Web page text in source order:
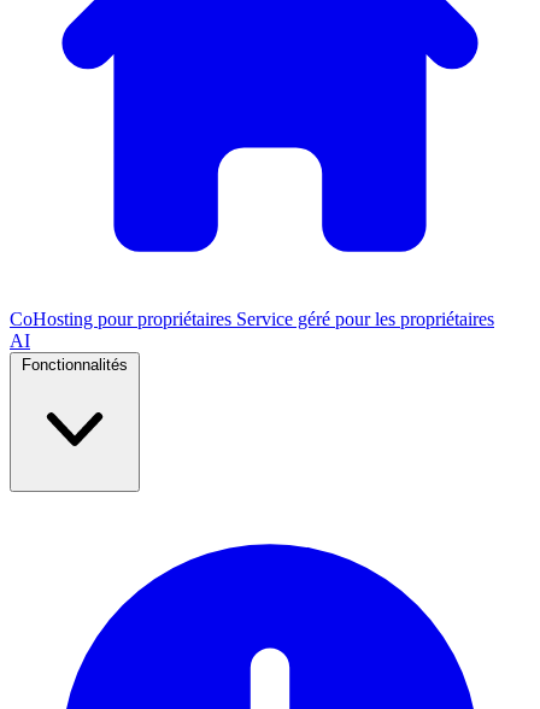
CoHosting pour propriétaires Service géré pour les propriétaires
AI